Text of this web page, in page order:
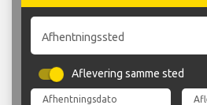
Afhentningssted
Aflevering samme sted
Afhentningsdato